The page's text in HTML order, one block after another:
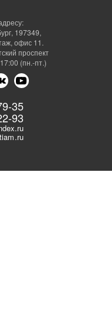
35
93
197349,
офис 11.
проспект
(пн.-пт.)